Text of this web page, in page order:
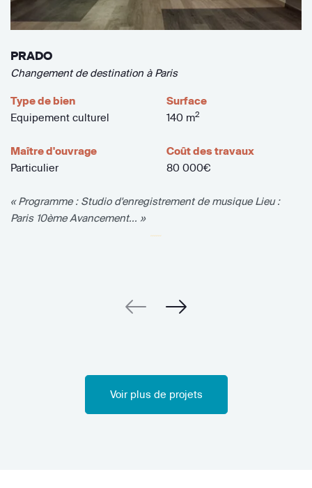
PRADO
Changement de destination à Paris
Type de bien
Equipement culturel
Surface
140 m2
Maître d'ouvrage
Particulier
Coût des travaux
80 000€
« Programme : Studio d'enregistrement de musique Lieu :
Paris 10ème Avancement... »
Voir plus de projets